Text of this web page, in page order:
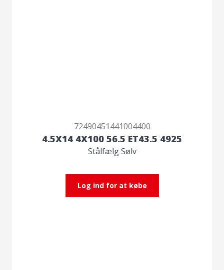
72490451441004400
4.5X14 4X100 56.5 ET43.5 4925
Stålfælg Sølv
Log ind for at købe